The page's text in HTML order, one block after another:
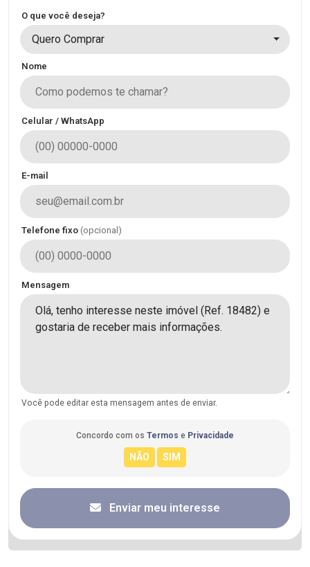
O que você deseja?
Quero Comprar
Nome
Celular / WhatsApp
E-mail
Telefone fixo (opcional)
Mensagem
Você pode editar esta mensagem antes de enviar.
Concordo com os Termos e Privacidade
Enviar meu interesse